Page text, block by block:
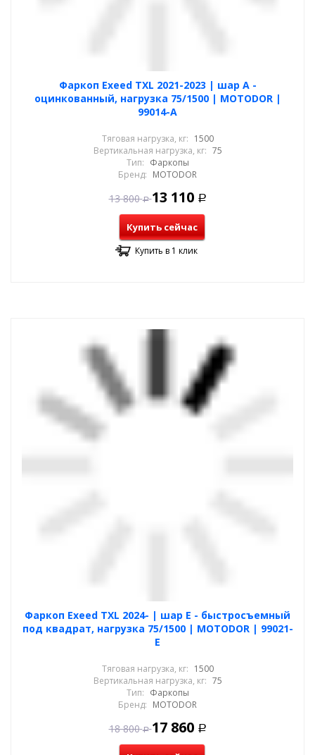
Фаркоп Exeed TXL 2021-2023 | шар A -
оцинкованный, нагрузка 75/1500 | MOTODOR |
99014-A
Тяговая нагрузка, кг: 1500
Вертикальная нагрузка, кг: 75
Тип: Фаркопы
Бренд: MOTODOR
13 800 Р 13 110 Р
Купить сейчас
Купить в 1 клик
Фаркоп Exeed TXL 2024- | шар E - быстросъемный
под квадрат, нагрузка 75/1500 | MOTODOR | 99021-
E
Тяговая нагрузка, кг: 1500
Вертикальная нагрузка, кг: 75
Тип: Фаркопы
Бренд: MOTODOR
18 800 Р 17 860 Р